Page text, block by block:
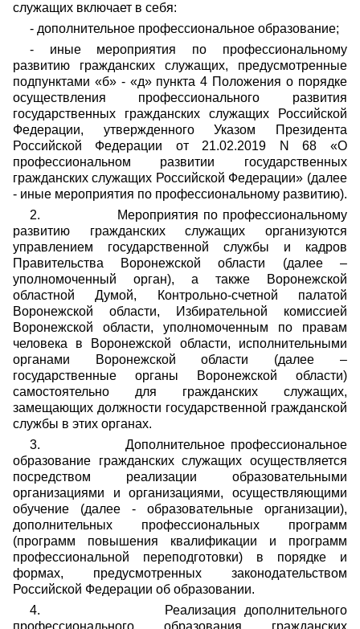
служащих включает в себя:
- дополнительное профессиональное образование;
- иные мероприятия по профессиональному
развитию гражданских служащих, предусмотренные
подпунктами «б» - «д» пункта 4 Положения о порядке
осуществления профессионального развития
государственных гражданских служащих Российской
Федерации, утвержденного Указом Президента
Российской Федерации от 21.02.2019 N 68 «О
профессиональном развитии государственных
гражданских служащих Российской Федерации» (далее
- иные мероприятия по профессиональному развитию).
2.
Мероприятия по профессиональному
развитию гражданских служащих организуются
управлением государственной службы и кадров
Правительства Воронежской области (далее –
уполномоченный орган), а также Воронежской
областной Думой, Контрольно-счетной палатой
Воронежской области, Избирательной комиссией
Воронежской области, уполномоченным по правам
человека в Воронежской области, исполнительными
органами Воронежской области (далее –
государственные органы Воронежской области)
самостоятельно для гражданских служащих,
замещающих должности государственной гражданской
службы в этих органах.
3.
Дополнительное профессиональное
образование гражданских служащих осуществляется
посредством реализации образовательными
организациями и организациями, осуществляющими
обучение (далее - образовательные организации),
дополнительных профессиональных программ
(программ повышения квалификации и программ
профессиональной переподготовки) в порядке и
формах, предусмотренных законодательством
Российской Федерации об образовании.
4.
Реализация дополнительного
профессионального образования гражданских